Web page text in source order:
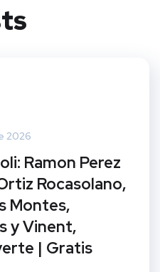
2026
Ramon Perez
Rocasolano,
Montes,
y Vinent,
| Gratis